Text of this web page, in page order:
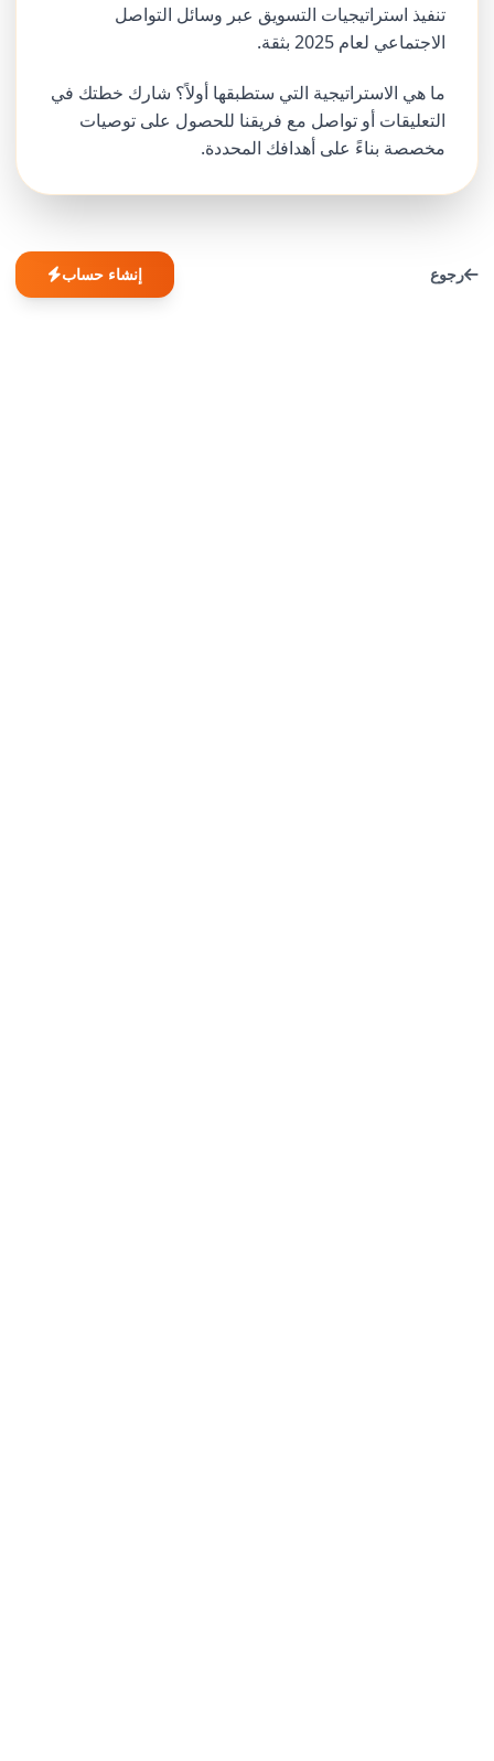
تنفيذ استراتيجيات التسويق عبر وسائل التواصل
الاجتماعي لعام 2025 بثقة.
ما هي الاستراتيجية التي ستطبقها أولاً؟ شارك خطتك في
التعليقات أو تواصل مع فريقنا للحصول على توصيات
مخصصة بناءً على أهدافك المحددة.
رجوع إنشاء حساب